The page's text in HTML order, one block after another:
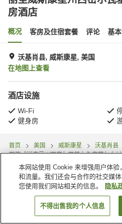
房酒店
概况 客房及住宿套餐 评论 基
沃基肖县, 威斯康星, 美国
在地图上查看
酒店设施
Wi-Fi
健身房
首页 美国 威斯康星
沃基肖县
丽笙威斯康星州西密尔瓦基布鲁克菲尔乡
搜索客房
本网站使用 Cookie 来增强用户体
和流量。我们还会与合作的社交媒
您使用我们网站相关的信息。
隐私
不得出售我的个人信息